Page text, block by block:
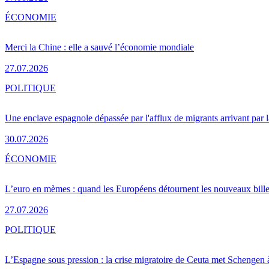
Merci la Chine : elle a sauvé l’économie mondiale
27.07.2026
ÉCONOMIE
Une enclave espagnole dépassée par l'afflux de migrants arrivant par
30.07.2026
POLITIQUE
L’euro en mèmes : quand les Européens détournent les nouveaux
27.07.2026
ÉCONOMIE
L’Espagne sous pression : la crise migratoire de Ceuta met Schengen
POLITIQUE